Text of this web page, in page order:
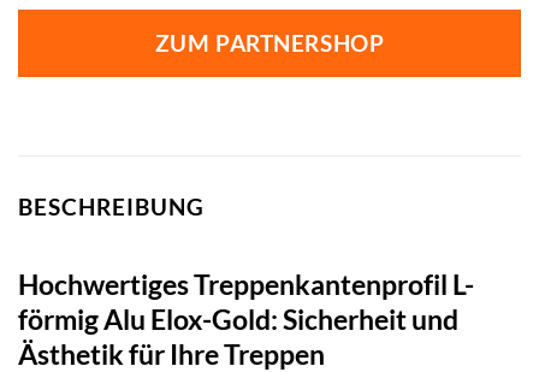
ZUM PARTNERSHOP
BESCHREIBUNG
Hochwertiges Treppenkantenprofil L-
förmig Alu Elox-Gold: Sicherheit und
Ästhetik für Ihre Treppen